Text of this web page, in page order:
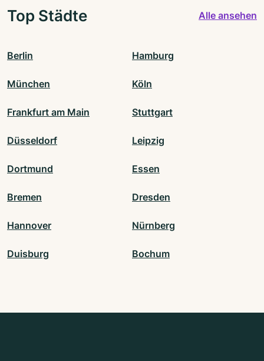
Top Städte Alle ansehen
Berlin Hamburg
München Köln
Frankfurt am Main Stuttgart
Düsseldorf Leipzig
Dortmund Essen
Bremen Dresden
Hannover Nürnberg
Duisburg Bochum